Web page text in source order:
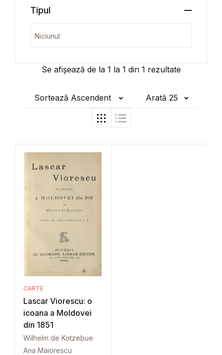
Se afișează de la 1 la 1 din 1 rezultate
Sortează Ascendent Arată 25
CARTE
Lascar Viorescu: o
icoana a Moldovei
din 1851
Wilhelm de Kotzebue
Ana Maiorescu
Tipul